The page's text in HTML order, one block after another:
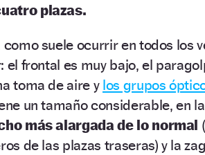
plazas.
como suele ocurrir en todos los
el frontal es muy bajo, el
toma de aire y los grupos
un tamaño considerable, en
más alargada de lo normal
de las plazas traseras) y la